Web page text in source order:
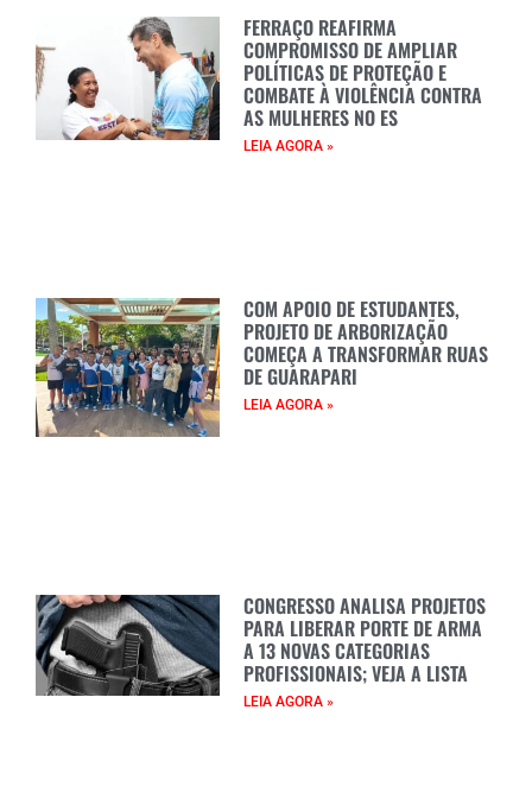
FERRAÇO REAFIRMA
COMPROMISSO DE AMPLIAR
POLÍTICAS DE PROTEÇÃO E
COMBATE À VIOLÊNCIA CONTRA
AS MULHERES NO ES
LEIA AGORA »
COM APOIO DE ESTUDANTES,
PROJETO DE ARBORIZAÇÃO
COMEÇA A TRANSFORMAR RUAS
DE GUARAPARI
LEIA AGORA »
CONGRESSO ANALISA PROJETOS
PARA LIBERAR PORTE DE ARMA
A 13 NOVAS CATEGORIAS
PROFISSIONAIS; VEJA A LISTA
LEIA AGORA »